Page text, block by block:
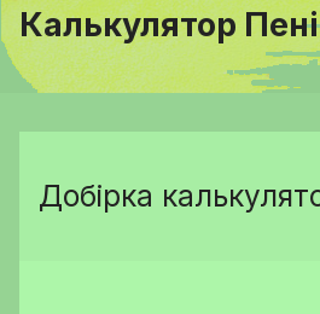
Калькулятор
Добірка